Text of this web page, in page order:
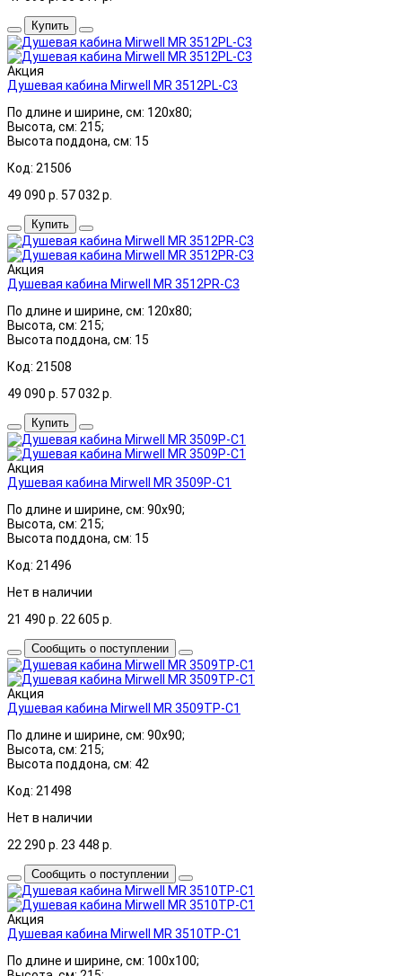
Купить
Акция
Душевая кабина Mirwell MR 3512PL-C3
По длине и ширине, см: 120x80;
Высота, см: 215;
Высота поддона, см: 15
Код: 21506
49 090 р. 57 032 р.
Купить
Акция
Душевая кабина Mirwell MR 3512PR-C3
По длине и ширине, см: 120x80;
Высота, см: 215;
Высота поддона, см: 15
Код: 21508
49 090 р. 57 032 р.
Купить
Акция
Душевая кабина Mirwell MR 3509P-C1
По длине и ширине, см: 90x90;
Высота, см: 215;
Высота поддона, см: 15
Код: 21496
Нет в наличии
21 490 р. 22 605 р.
Сообщить о поступлении
Акция
Душевая кабина Mirwell MR 3509TP-C1
По длине и ширине, см: 90x90;
Высота, см: 215;
Высота поддона, см: 42
Код: 21498
Нет в наличии
22 290 р. 23 448 р.
Сообщить о поступлении
Акция
Душевая кабина Mirwell MR 3510TP-C1
По длине и ширине, см: 100x100;